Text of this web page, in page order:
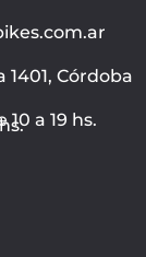
1401, Córdoba
a 19 hs.